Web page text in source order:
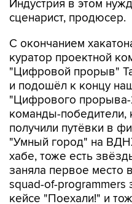
Индустрия в этом
сценарист, продюсер.
С окончанием
куратор проектной
"Цифровой прорыв"
и подошёл к концу
"Цифрового прорыва-
команды-
получили путёвки в
"Умный город" на
хабе, тоже есть
заняла первое место
squad-of-programmers
кейсе "Поехали!" и